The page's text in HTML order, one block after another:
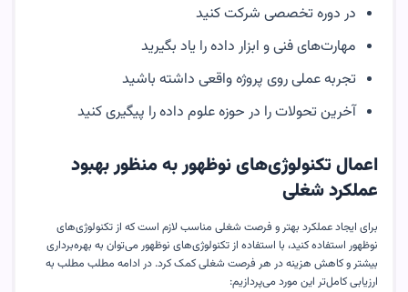
در دوره تخصصی شرکت کنید
مهارت‌های فنی و ابزار داده را یاد بگیرید
تجربه عملی روی پروژه واقعی داشته باشید
آخرین تحولات را در حوزه علوم داده را پیگیری کنید
اعمال تکنولوژی‌های نوظهور به منظور بهبود
عملکرد شغلی
برای ایجاد عملکرد بهتر و فرصت شغلی مناسب لازم است که از تکنولوژی‌های
نوظهور استفاده کنید، با استفاده از تکنولوژی‌های نوظهور می‌توان به بهره‌برداری
بیشتر و کاهش هزینه در هر فرصت شغلی کمک کرد. در ادامه مطلب مطلب به
ارزیابی کامل‌تر این مورد می‌پردازیم: